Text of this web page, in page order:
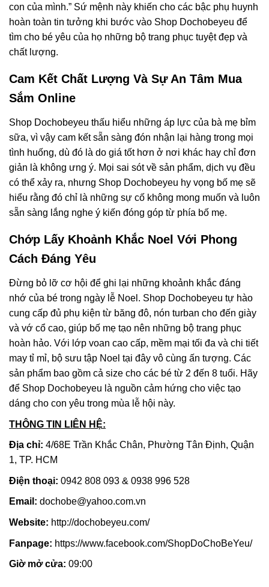
con của mình.” Sứ mệnh này khiến cho các bậc phụ huynh
hoàn toàn tin tưởng khi bước vào Shop Dochobeyeu để
tìm cho bé yêu của họ những bộ trang phục tuyệt đẹp và
chất lượng.
Cam Kết Chất Lượng Và Sự An Tâm Mua
Sắm Online
Shop Dochobeyeu thấu hiểu những áp lực của bà mẹ bỉm
sữa, vì vậy cam kết sẵn sàng đón nhận lại hàng trong mọi
tình huống, dù đó là do giá tốt hơn ở nơi khác hay chỉ đơn
giản là không ưng ý. Mọi sai sót về sản phẩm, dịch vụ đều
có thể xảy ra, nhưng Shop Dochobeyeu hy vọng bố mẹ sẽ
hiểu rằng đó chỉ là những sự cố không mong muốn và luôn
sẵn sàng lắng nghe ý kiến đóng góp từ phía bố mẹ.
Chớp Lấy Khoảnh Khắc Noel Với Phong
Cách Đáng Yêu
Đừng bỏ lỡ cơ hội để ghi lại những khoảnh khắc đáng
nhớ của bé trong ngày lễ Noel. Shop Dochobeyeu tự hào
cung cấp đủ phụ kiện từ băng đô, nón turban cho đến giày
và vớ cổ cao, giúp bố mẹ tạo nên những bộ trang phục
hoàn hảo. Với lớp voan cao cấp, mềm mại tối đa và chi tiết
may tỉ mỉ, bộ sưu tập Noel tại đây vô cùng ấn tượng. Các
sản phẩm bao gồm cả size cho các bé từ 2 đến 8 tuổi. Hãy
để Shop Dochobeyeu là nguồn cảm hứng cho việc tạo
dáng cho con yêu trong mùa lễ hội này.
THÔNG TIN LIÊN HỆ:
Địa chỉ: 4/68E Trần Khắc Chân, Phường Tân Định, Quận
1, TP. HCM
Điện thoại: 0942 808 093 & 0938 996 528
Email: dochobe@yahoo.com.vn
Website: http://dochobeyeu.com/
Fanpage: https://www.facebook.com/ShopDoChoBeYeu/
Giờ mở cửa: 09:00